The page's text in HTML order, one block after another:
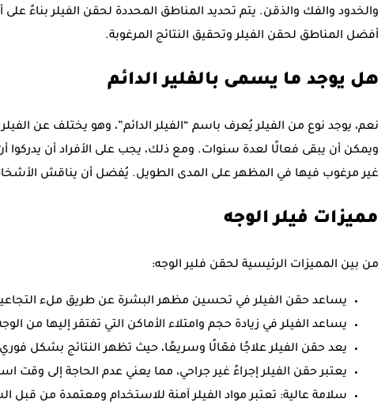
والخدود والفك والذقن. يتم تحديد المناطق المحددة لحقن الفيلر
أفضل المناطق لحقن الفيلر وتحقيق النتائج المرغوبة.
هل يوجد ما يسمى بالفلير الدائم
نعم، يوجد نوع من الفيلر يُعرف باسم “الفيلر الدائم”، وهو يختلف عن
ويمكن أن يبقى فعالًا لعدة سنوات. ومع ذلك، يجب على الأفراد أن يدركوا
غير مرغوب فيها في المظهر على المدى الطويل. يُفضل أن يناقش
مميزات فيلر الوجه
من بين المميزات الرئيسية لحقن فلير الوجه:
يساعد حقن الفيلر في تحسين مظهر البشرة عن طريق ملء
يساعد الفيلر في زيادة حجم وامتلاء الأماكن التي تفتقر إليها من
يعد حقن الفيلر علاجًا فعّالًا وسريعًا، حيث تظهر النتائج بشكل
يعتبر حقن الفيلر إجراءً غير جراحي، مما يعني عدم الحاجة إلى وقت
سلامة عالية: تعتبر مواد الفيلر آمنة للاستخدام ومعتمدة من